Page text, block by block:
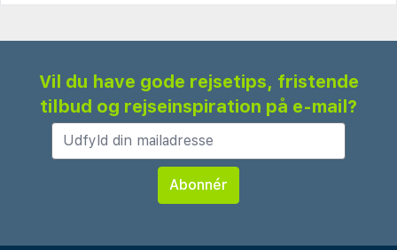
Vil du have gode rejsetips, fristende
tilbud og rejseinspiration på e-mail?